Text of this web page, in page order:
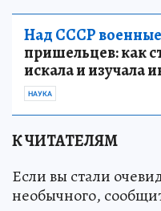
Над СССР военные
пришельцев: как
искала и изучала
НАУКА
К ЧИТАТЕЛЯМ
Если вы стали
необычного,